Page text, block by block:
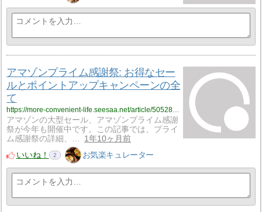
アマゾンプライム感謝祭: お得なセー
ルとポイントアップキャンペーンの全
て
アマゾンの大型セール、アマゾンプライム感謝
祭が今年も開催中です。この記事では、プライ
ム感謝祭の詳細、…
1年10ヶ月前
いいね！
2 お気楽キュレーター